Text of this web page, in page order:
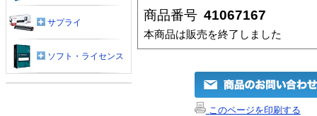
商品番号 41067167
本商品は販売を終了しました
このページを印刷する
サプライ
ソフト・ライセンス